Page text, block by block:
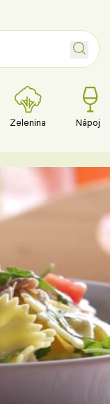
Zelenina Nápoje